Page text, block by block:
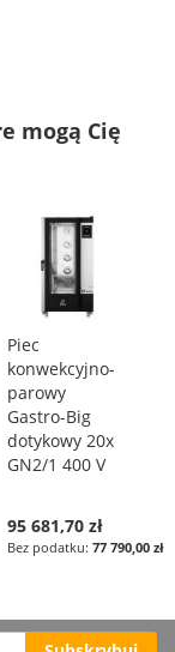
mogą Cię
Piec
konwekcyjno-
parowy
Gastro-Big
dotykowy 20x
GN2/1 400 V
95 681,70 zł
77 790,00 zł